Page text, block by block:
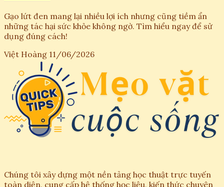
Gạo lứt đen mang lại nhiều lợi ích nhưng cũng tiềm ẩn
những tác hại sức khỏe không ngờ. Tìm hiểu ngay để sử
dụng đúng cách!
Việt Hoàng 11/06/2026
Chúng tôi xây dựng một nền tảng học thuật trực tuyến
toàn diện, cung cấp hệ thống học liệu, kiến thức chuyên